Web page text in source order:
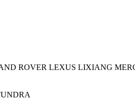
ROVER LEXUS LIXIANG